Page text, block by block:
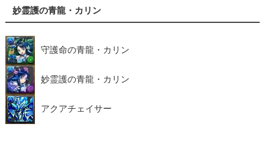
妙霊護の青龍・カリン
守護命の青龍・カリン
妙霊護の青龍・カリン
アクアチェイサー